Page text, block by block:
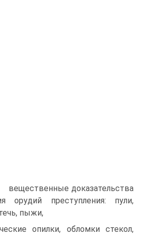
доказательства
орудий преступления: пули,
пыжи,
опилки, обломки стекол,